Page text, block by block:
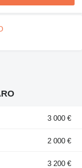
3 000 €
2 000 €
3 200 €